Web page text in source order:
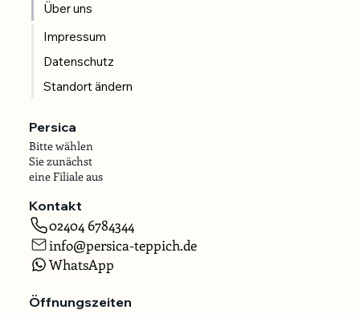
Über uns
Impressum
Datenschutz
Standort ändern
Persica
Bitte wählen
Sie zunächst
eine Filiale aus
Kontakt
02404 6784344
info@persica-teppich.de
WhatsApp
Öffnungszeiten